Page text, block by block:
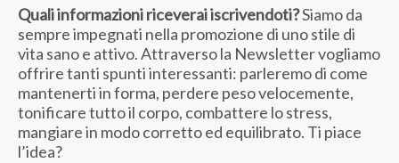
Quali informazioni riceverai iscrivendoti?Siamo da
sempre impegnati nella promozione di uno stile di
vita sano e attivo. Attraverso la Newsletter vogliamo
offrire tanti spunti interessanti: parleremo di come
mantenerti in forma, perdere peso velocemente,
tonificare tutto il corpo, combattere lo stress,
mangiare in modo corretto ed equilibrato. Ti piace
l’idea?